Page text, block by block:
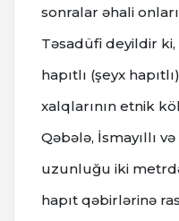
sonralar əhali
Təsadüfi deyildir ki,
hapıtlı (şeyx
xalqlarının etnik
Qəbələ, İsmayıllı
uzunluğu iki
hapıt qəbirlərinə